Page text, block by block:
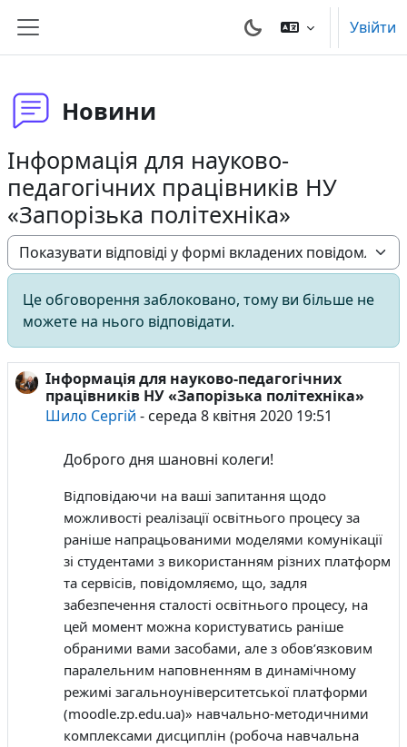
Бокова панель
Увійти
Новини
Інформація для науково-
педагогічних працівників НУ
«Запорізька політехніка»
Тип показу
Це обговорення заблоковано, тому ви більше не
можете на нього відповідати.
Інформація для науково-педагогічних
працівників НУ «Запорізька політехніка»
Шило Сергій - середа 8 квітня 2020 19:51
Кількість відповідей: 0
Доброго дня шановні колеги!
Відповідаючи на ваші запитання щодо
можливості реалізації освітнього процесу за
раніше напрацьованими моделями комунікації
зі студентами з використанням різних платформ
та сервісів, повідомляємо, що, задля
забезпечення сталості освітнього процесу, на
цей момент можна користуватись раніше
обраними вами засобами, але з обов’язковим
паралельним наповненням в динамічному
режимі загальноуніверситетської платформи
(moodle.zp.edu.ua)» навчально-методичними
комплексами дисциплін (робоча навчальна